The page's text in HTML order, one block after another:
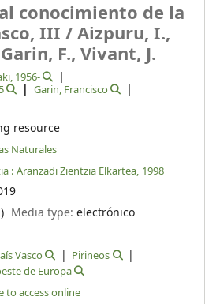
conocimiento de la
III /Aizpuru, I.,
F., Vivant, J.
, 1956-
Garin, Francisco
resource
Naturales
: Aranzadi Zientzia Elkartea, 1998
Media type:electrónico
Vasco
Pirineos
de Europa
to access online